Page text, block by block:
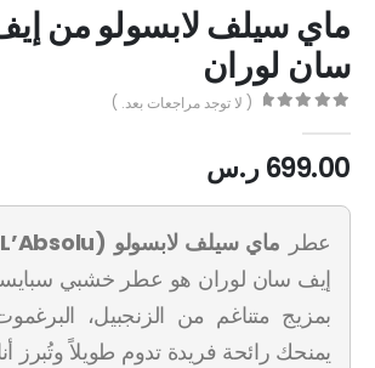
ماي سيلف لابسولو من
سان لوران
( لا توجد مراجعات بعد. )
699.00 ر.س
عطر ماي سيلف لابسولو (MYSLF L’Absolu)
إيف سان لوران هو عطر خشبي
بمزيج متناغم من الزنجبيل،
يمنحك رائحة فريدة تدوم طويلاً وتُبرز